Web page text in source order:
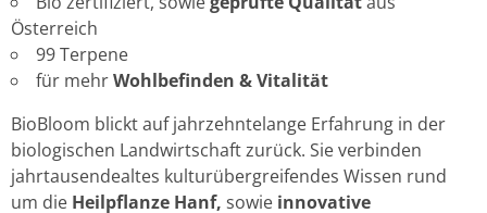
Österreich
99 Terpene
für mehrWohlbefinden & Vitalität
BioBloom blickt auf jahrzehntelange Erfahrung in der
biologischen Landwirtschaft zurück. Sie verbinden
jahrtausendealtes kulturübergreifendes Wissen rund
um die Heilpflanze Hanf, sowie innovative